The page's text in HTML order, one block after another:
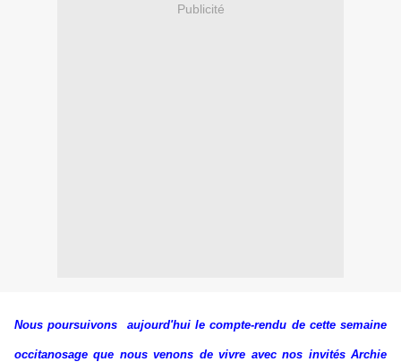
Publicité
Nous poursuivons aujourd'hui le compte-rendu de cette semaine
occitanosage que nous venons de vivre avec nos invités Archie